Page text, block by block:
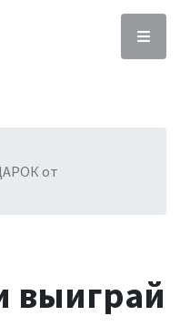
от
выиграй